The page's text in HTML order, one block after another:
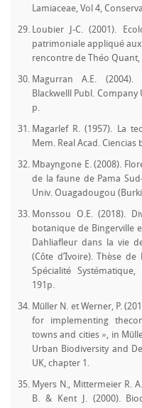
Lamiaceae, Vol 4,
Loubier J-C. (2001).
patrimoniale appliqué
rencontre de Théo Quant,
Magurran A.E. (2004).
Blackwelll Publ. Company
p.
Magarlef R. (1957). La
Mem. Real Acad. Ciencias
Mbayngone E. (2008).
de la faune de Pama
Univ. Ouagadougou
Monssou O.E. (2018).
botanique de Bingerville
Dahliafleur dans la vie
(Côte d’Ivoire). Thèse de
Spécialité
191p.
Müller N. et Werner, P.
for implementing
towns and cities », in
Urban Biodiversity and
UK, chapter 1.
Myers N., Mittermeier R.
B. & Kent J. (2000).